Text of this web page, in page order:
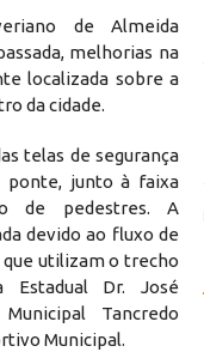
de Almeida
melhorias na
localizada sobre a
da cidade.
telas de segurança
ponte, junto à faixa
de pedestres. A
devido ao fluxo de
utilizam o trecho
Estadual Dr. José
Tancredo
Municipal.